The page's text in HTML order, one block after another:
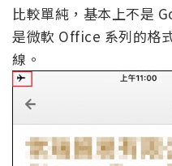
比較單純，基本上不是
是微軟 Office 系列的格
線。